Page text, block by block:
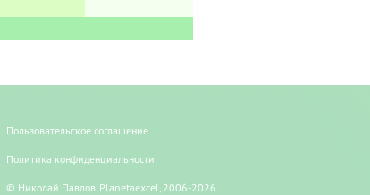
Пользовательское соглашение
Политика конфиденциальности
© Николай Павлов, Planetaexcel, 2006-2026